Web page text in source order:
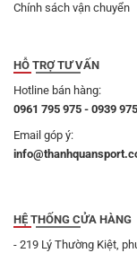
Chính sách vận chuyển
HỖ TRỢ TƯ VẤN
Hotline bán hàng:
0961 795 975 - 0939
Email góp ý:
HỆ THỐNG CỬA HÀNG
- 219 Lý Thường Kiệt,